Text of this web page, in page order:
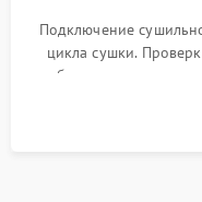
Подключение
цикла сушки.
набора температуры,
конденсата) и